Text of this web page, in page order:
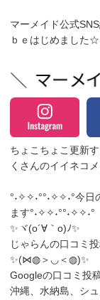
マーメイド公式
ｂｅはじめまし
ちょこちょこ更新
くさんのイイネコ
°˖✧✧˖°°˖✧✧˖°今日
ます°˖✧✧˖°°˖✧✧˖°
✨ヾ(o´∀｀o)ﾉ✨
じゃらんの口コミ
✨(⋈◍＞◡＜◍)✨
Googleの口コミ投
沖縄、水納島、シ